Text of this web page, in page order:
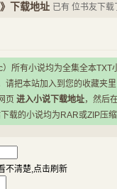
下载地址 已有 位书友下载
所有小说均为全集全本TXT
请把本站加入到您的收藏夹
页 进入小说下载地址，然后
载的小说均为RAR或ZIP压